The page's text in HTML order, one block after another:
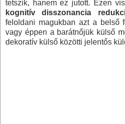
tetszik, hanem ez jutott. Ezen
kognitív disszonancia
feloldani magukban azt a belső
vagy éppen a barátnőjük külső
dekoratív külső közötti jelentős